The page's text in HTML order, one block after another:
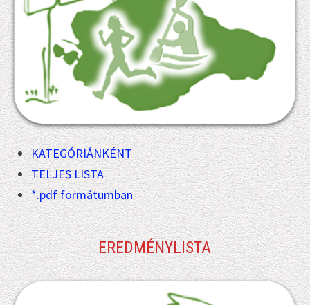
KATEGÓRIÁNKÉNT
TELJES LISTA
*.pdf formátumban
EREDMÉNYLISTA